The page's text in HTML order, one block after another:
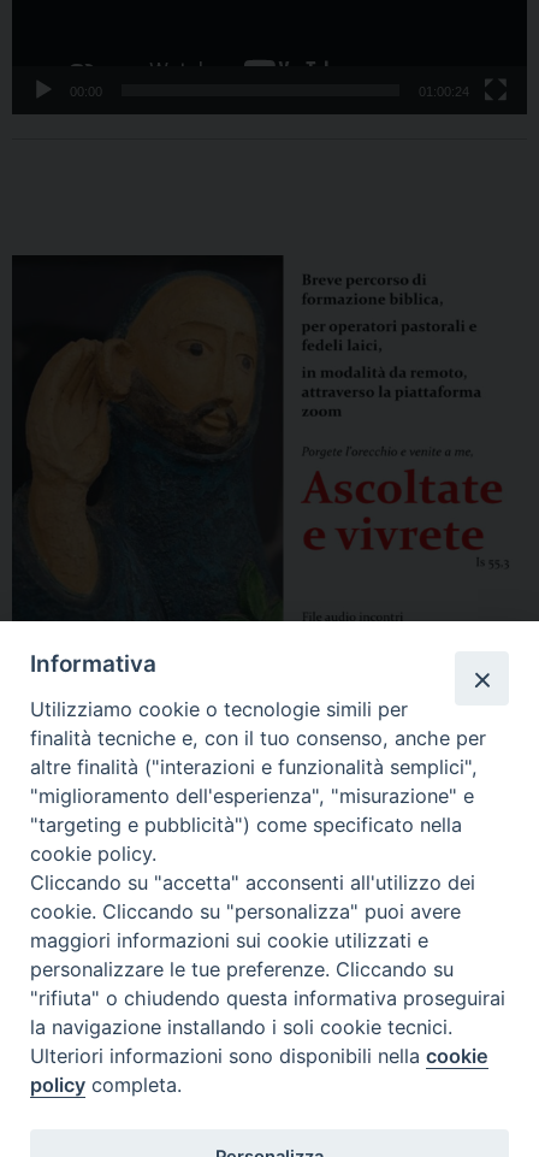
00:00 01:00:24
Informativa
Utilizziamo cookie o tecnologie simili per
finalità tecniche e, con il tuo consenso, anche per
altre finalità ("interazioni e funzionalità semplici",
"miglioramento dell'esperienza", "misurazione" e
"targeting e pubblicità") come specificato nella
cookie policy.
Cliccando su "accetta" acconsenti all'utilizzo dei
cookie. Cliccando su "personalizza" puoi avere
maggiori informazioni sui cookie utilizzati e
personalizzare le tue preferenze. Cliccando su
"rifiuta" o chiudendo questa informativa proseguirai
la navigazione installando i soli cookie tecnici.
Ulteriori informazioni sono disponibili nellacookie
policy completa.